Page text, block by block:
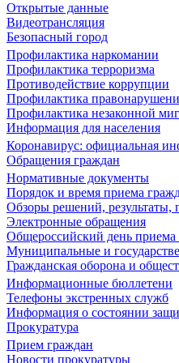
Открытые данные
Видеотрансляция
Безопасный город
Профилактика наркомании
Профилактика терроризма
Противодействие коррупции
Профилактика
Профилактика незаконной
Информация для населения
Коронавирус: официальная
Обращения граждан
Нормативные документы
Порядок и время приема
Обзоры решений, результаты,
Электронные обращения
Общероссийский день приема
Муниципальные и
Гражданская оборона и
Информационные бюллетени
Телефоны экстренных служб
Информация о состоянии
Прокуратура
Прием граждан
Новости прокуратуры